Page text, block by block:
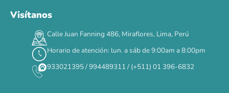
Visítanos
Calle Juan Fanning 486, Miraflores, Lima, Perú
Horario de atención: lun. a sáb de 9:00am a 8:00pm
933021395 / 994489311 / (+511) 01 396-6832